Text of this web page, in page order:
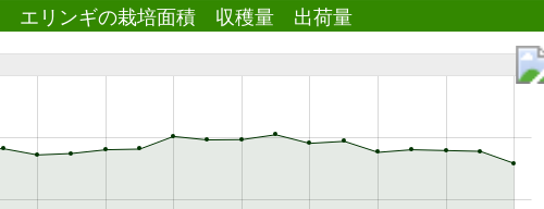
エリンギの栽培面積 収穫量 出荷量